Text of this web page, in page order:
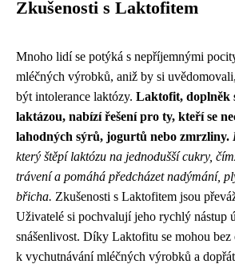
Zkušenosti s Laktofitem
Mnoho lidí se potýká s nepříjemnými
mléčných výrobků, aniž by si
být intolerance laktózy. Laktofit, doplněk
laktázou, nabízí řešení pro ty, kteří se
lahodných sýrů, jogurtů nebo zmrzliny.
který štěpí laktózu na jednodušší cukry,
trávení a pomáhá předcházet nadýmání,
břicha. Zkušenosti s Laktofitem jsou
Uživatelé si pochvalují jeho rychlý nástup
snášenlivost. Díky Laktofitu se mohou bez
k vychutnávání mléčných výrobků a